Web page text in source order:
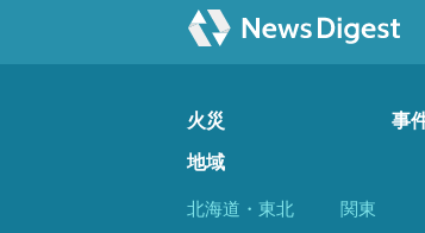
火災 事
地域
北海道・東北 関東